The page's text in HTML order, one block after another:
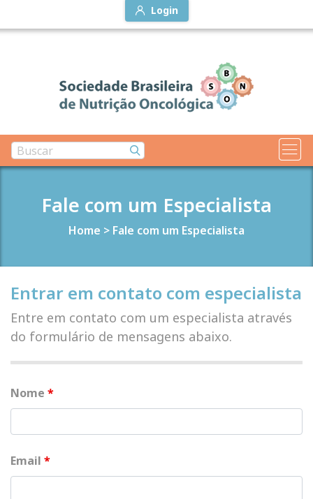
Login
Fale com um Especialista
Home > Fale com um Especialista
Entrar em contato com especialista
Entre em contato com um especialista através
do formulário de mensagens abaixo.
Nome *
Email *